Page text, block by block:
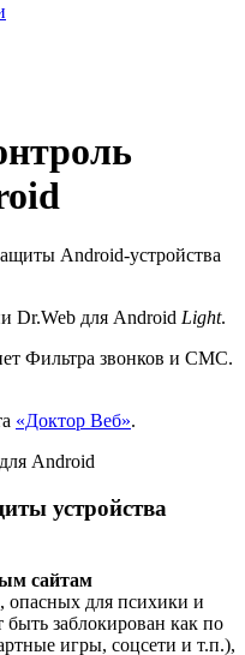
Android-устройства
Dr.Web для Android Light.
Фильтра звонков и СМС.
«Доктор Веб».
устройства
сайтам
опасных для психики и
быть заблокирован как по
игры, соцсети и т.п.),